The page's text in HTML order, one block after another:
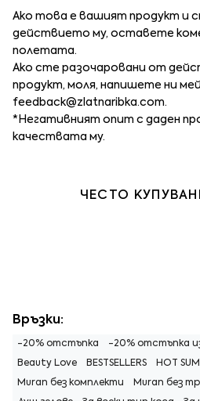
Ако това е вашият продукт и
действието му, оставете
полетата.
Ако сте разочаровани от
продукт, моля, напишете ни
feedback@zlatnaribka.com.
*Негативният опит с даден
качествата му.
ЧЕСТО
Връзки:
-20% отстъпка -20% отстъпка
Beauty Love BESTSELLERS HOT
Muran без комплекти Muran без